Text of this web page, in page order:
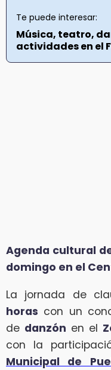
Te puede interesar:
Música, teatro,
actividades en el
Agenda cultural
domingo en el
La jornada de
horas con un
de danzón en el
con la
Municipal de